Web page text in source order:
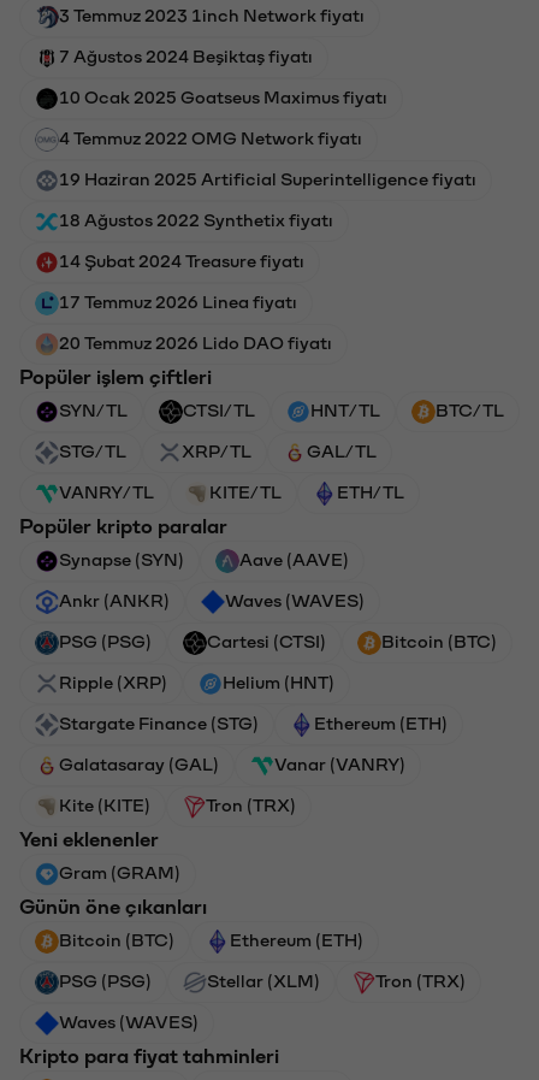
3 Temmuz 2023 1inch Network fiyatı
7 Ağustos 2024 Beşiktaş fiyatı
10 Ocak 2025 Goatseus Maximus fiyatı
4 Temmuz 2022 OMG Network fiyatı
19 Haziran 2025 Artificial Superintelligence fiyatı
18 Ağustos 2022 Synthetix fiyatı
14 Şubat 2024 Treasure fiyatı
17 Temmuz 2026 Linea fiyatı
20 Temmuz 2026 Lido DAO fiyatı
Popüler işlem çiftleri
SYN/TL CTSI/TL HNT/TL BTC/TL
STG/TL XRP/TL GAL/TL
VANRY/TL KITE/TL ETH/TL
Popüler kripto paralar
Synapse (SYN) Aave (AAVE)
Ankr (ANKR) Waves (WAVES)
PSG (PSG) Cartesi (CTSI) Bitcoin (BTC)
Ripple (XRP) Helium (HNT)
Stargate Finance (STG) Ethereum (ETH)
Galatasaray (GAL) Vanar (VANRY)
Kite (KITE) Tron (TRX)
Yeni eklenenler
Gram (GRAM)
Günün öne çıkanları
Bitcoin (BTC) Ethereum (ETH)
PSG (PSG) Stellar (XLM) Tron (TRX)
Waves (WAVES)
Kripto para fiyat tahminleri